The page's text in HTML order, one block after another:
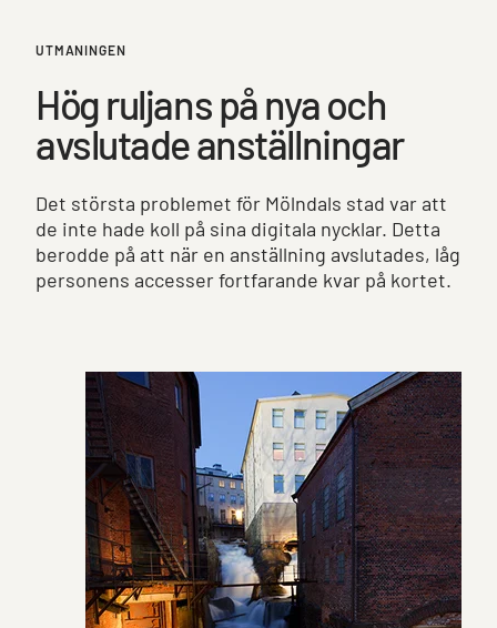
UTMANINGEN
Hög ruljans på nya och
avslutade anställningar
Det största problemet för Mölndals stad var att
de inte hade koll på sina digitala nycklar. Detta
berodde på att när en anställning avslutades, låg
personens accesser fortfarande kvar på kortet.